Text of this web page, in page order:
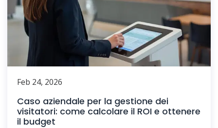
Feb 24, 2026
Caso aziendale per la gestione dei
visitatori: come calcolare il ROI e ottenere
il budget